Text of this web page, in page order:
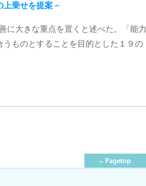
乗せを提案－
に大きな重点を置くと述べた。「能力
ものとすることを目的とした１９の